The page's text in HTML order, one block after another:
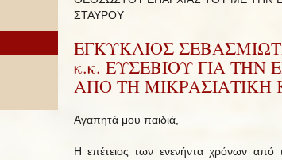
ΣΤΑΥΡΟΥ
ΕΓΚΥΚΛΙΟΣ
κ.κ. ΕΥΣΕΒΙΟΥ ΓΙΑ ΤΗΝ
ΑΠΟ ΤΗ
Αγαπητά μου παιδιά,
Η επέτειος των ενενήντα χρόνων από